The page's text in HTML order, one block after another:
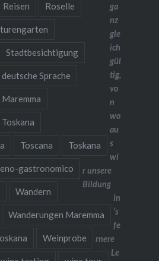
Reisen Roselle
Stadtbesichtigung
Sprache
Toscana Toskana
gastronomico
Wandern
Wanderungen Maremma
Weinprobe
ga
nz
gle
ich
gül
tig,
vo
n
wo
au
s
wi
r unsere
Bildung
in
’s
fe
rnere
Le